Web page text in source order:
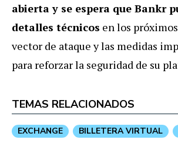
abierta y se espera que Bankr
detalles técnicos en los
vector de ataque y las medidas
para reforzar la seguridad de su
TEMAS RELACIONADOS
EXCHANGE BILLETERA VIRTUAL